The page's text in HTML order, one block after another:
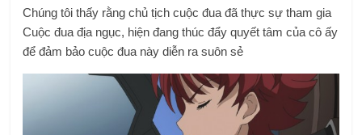
Chúng tôi thấy rằng chủ tịch cuộc đua đã thực sự tham gia
Cuộc đua địa ngục, hiện đang thúc đẩy quyết tâm của cô ấy
để đảm bảo cuộc đua này diễn ra suôn sẻ